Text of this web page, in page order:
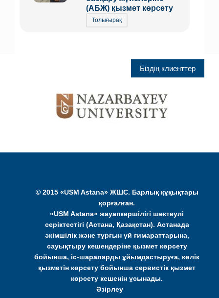
(АБЖ) қызмет көрсету
Толығырақ
Біздің клиенттер
© 2015 «USM Astana» ЖШС. Барлық құқықтары
қорғалған.
«USM Astana» жауапкершілігі шектеулі
серіктестігі (Астана, Қазақстан). Астанада
әкімшілік және тұрғын үй ғимараттарына,
сауықтыру кешендеріне қызмет көрсету
бойынша, іс-шараларды ұйымдастыруға, көлік
қызметін көрсету бойынша сервистік қызмет
көрсету кешенін ұсынады.
Әзірлеу